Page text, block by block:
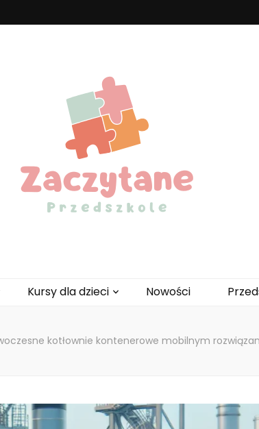
Kursy dla dzieci Nowości
kotłownie kontenerowe mobilnym